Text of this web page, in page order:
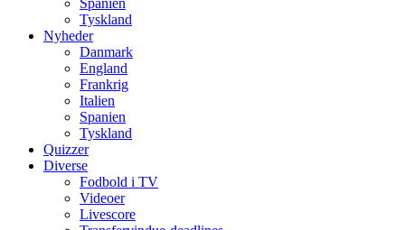
Spanien
Tyskland
Nyheder
Danmark
England
Frankrig
Italien
Spanien
Tyskland
Quizzer
Diverse
Fodbold i TV
Videoer
Livescore